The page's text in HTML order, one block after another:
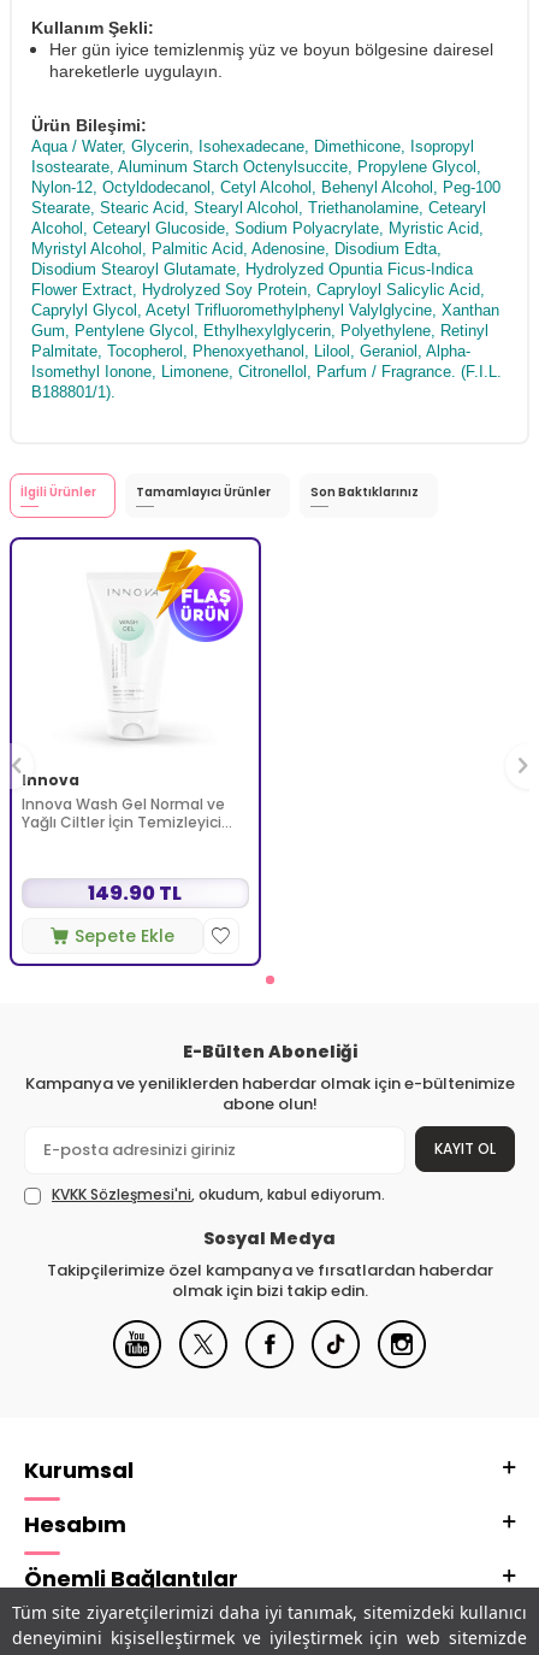
Tüm site ziyaretçilerimizi daha iyi tanımak, sitemizdeki kullanıcı
deneyimini kişiselleştirmek ve iyileştirmek için web sitemizde
Kullanım Şekli:
Her gün iyice temizlenmiş yüz ve boyun bölgesine dairesel
hareketlerle uygulayın.
Ürün Bileşimi:
Aqua / Water, Glycerin, Isohexadecane, Dimethicone, Isopropyl
Isostearate, Aluminum Starch Octenylsuccite, Propylene Glycol,
Nylon-12, Octyldodecanol, Cetyl Alcohol, Behenyl Alcohol, Peg-100
Stearate, Stearic Acid, Stearyl Alcohol, Triethanolamine, Cetearyl
Alcohol, Cetearyl Glucoside, Sodium Polyacrylate, Myristic Acid,
Myristyl Alcohol, Palmitic Acid, Adenosine, Disodium Edta,
Disodium Stearoyl Glutamate, Hydrolyzed Opuntia Ficus-Indica
Flower Extract, Hydrolyzed Soy Protein, Capryloyl Salicylic Acid,
Caprylyl Glycol, Acetyl Trifluoromethylphenyl Valylglycine, Xanthan
Gum, Pentylene Glycol, Ethylhexylglycerin, Polyethylene, Retinyl
Palmitate, Tocopherol, Phenoxyethanol, Lilool, Geraniol, Alpha-
Isomethyl Ionone, Limonene, Citronellol, Parfum / Fragrance. (F.I.L.
B188801/1).
İlgili Ürünler Tamamlayıcı Ürünler Son Baktıklarınız
Innova
Innova Wash Gel Normal ve
Yağlı Ciltler İçin Temizleyici
149.90 TL
Sepete Ekle
E-Bülten Aboneliği
Kampanya ve yeniliklerden haberdar olmak için e-bültenimize
abone olun!
KAYIT OL
KVKK Sözleşmesi'ni, okudum, kabul ediyorum.
Sosyal Medya
Takipçilerimize özel kampanya ve fırsatlardan haberdar
olmak için bizi takip edin.
Kurumsal
Hesabım
Önemli Bağlantılar
Adres & İletişim